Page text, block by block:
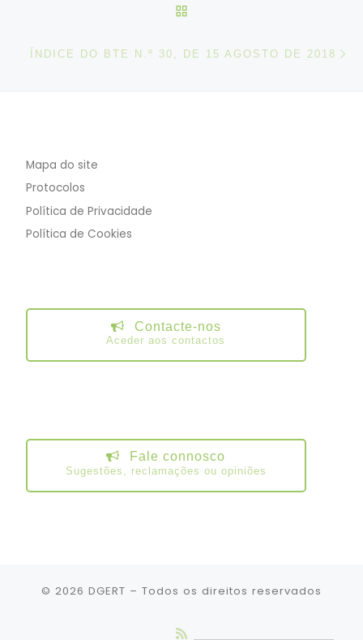
ÍNDICE DO BTE N.º 30, DE 15 AGOSTO DE 2018
Mapa do site
Protocolos
Política de Privacidade
Política de Cookies
Contacte-nos
Aceder aos contactos
Fale connosco
Sugestões, reclamações ou opiniões
© 2026 DGERT – Todos os direitos reservados